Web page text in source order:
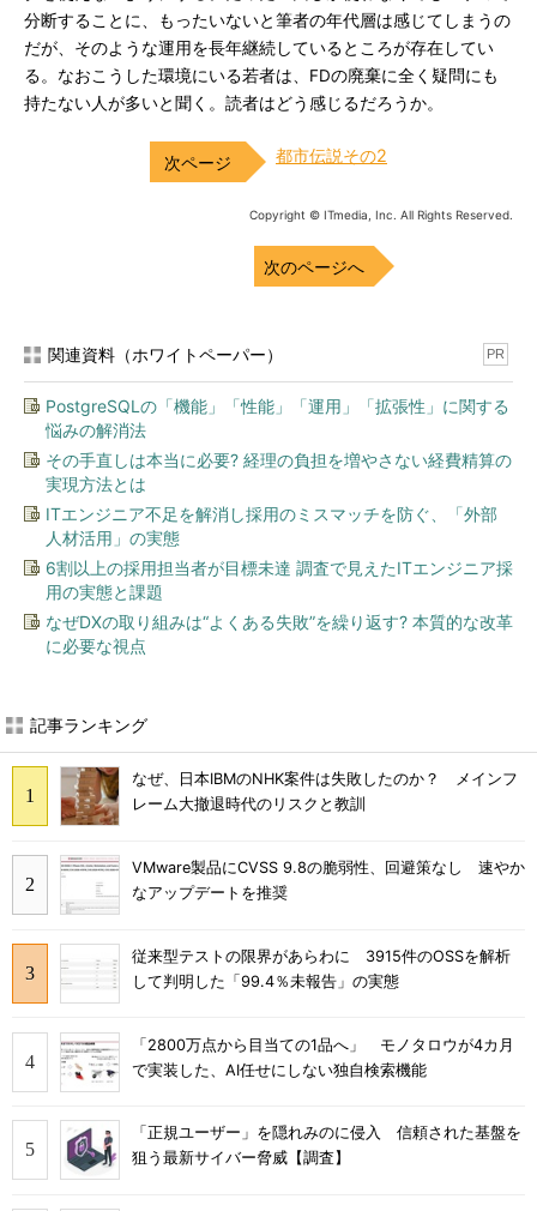
分断することに、もったいないと筆者の年代層は感じてしまうの
だが、そのような運用を長年継続しているところが存在してい
る。なおこうした環境にいる若者は、FDの廃棄に全く疑問にも
持たない人が多いと聞く。読者はどう感じるだろうか。
都市伝説その2
Copyright © ITmedia, Inc. All Rights Reserved.
次のページへ
関連資料（ホワイトペーパー） PR
PostgreSQLの「機能」「性能」「運用」「拡張性」に関する
悩みの解消法
その手直しは本当に必要? 経理の負担を増やさない経費精算の
実現方法とは
ITエンジニア不足を解消し採用のミスマッチを防ぐ、「外部
人材活用」の実態
6割以上の採用担当者が目標未達 調査で見えたITエンジニア採
用の実態と課題
なぜDXの取り組みは“よくある失敗”を繰り返す? 本質的な改革
に必要な視点
記事ランキング
なぜ、日本IBMのNHK案件は失敗したのか？ メインフ
レーム大撤退時代のリスクと教訓
VMware製品にCVSS 9.8の脆弱性、回避策なし 速やか
なアップデートを推奨
従来型テストの限界があらわに 3915件のOSSを解析
して判明した「99.4％未報告」の実態
「2800万点から目当ての1品へ」 モノタロウが4カ月
で実装した、AI任せにしない独自検索機能
「正規ユーザー」を隠れみのに侵入 信頼された基盤を
狙う最新サイバー脅威【調査】